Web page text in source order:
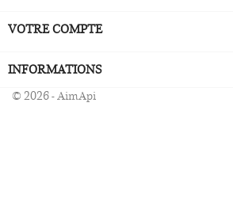
VOTRE COMPTE
INFORMATIONS
© 2026 - AimApi